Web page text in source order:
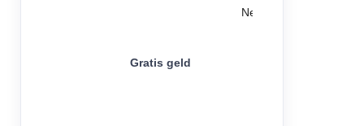
Gratis geld
Nee